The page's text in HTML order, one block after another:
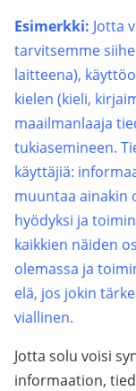
Esimerkki: Jotta
tarvitsemme
laitteena),
kielen (kieli,
maailmanlaaja
tukiasemineen.
käyttäjiä:
muuntaa ainakin
hyödyksi ja
kaikkien näiden
olemassa ja
elä, jos jokin
viallinen.
Jotta solu voisi
informaation,